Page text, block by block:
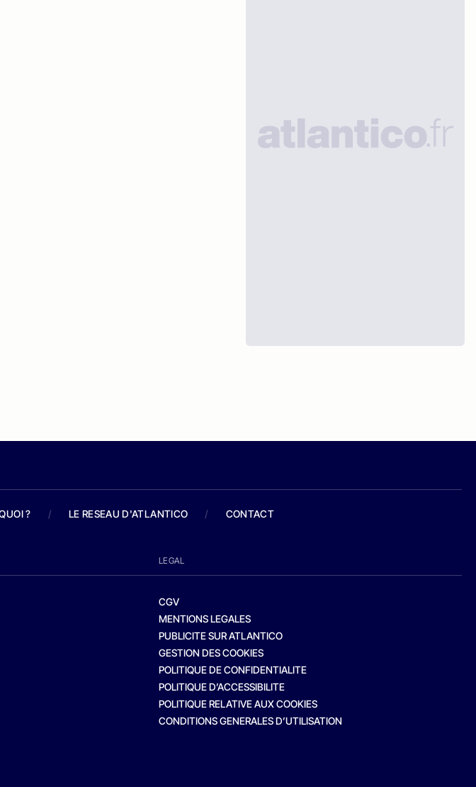
? / LE RESEAU D'ATLANTICO / CONTACT
LEGAL
CGV
MENTIONS LEGALES
PUBLICITE SUR ATLANTICO
GESTION DES COOKIES
POLITIQUE DE CONFIDENTIALITE
POLITIQUE D’ACCESSIBILITE
POLITIQUE RELATIVE AUX COOKIES
CONDITIONS GENERALES D’UTILISATION